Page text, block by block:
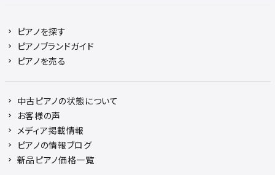
ピアノを探す
ピアノブランドガイド
ピアノを売る
中古ピアノの状態について
お客様の声
メディア掲載情報
ピアノの情報ブログ
新品ピアノ価格一覧